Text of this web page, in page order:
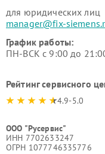
для юридических лиц
manager@fix-
График работы:
ПН-ВСК с 9:00 до
Рейтинг сервисного
4.9-5.0
ООО "Русервис"
ИНН 7702633247
ОГРН 1077746335776